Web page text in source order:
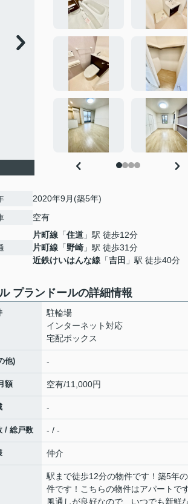
2020年9月(築5年)
空有
片町線 「住道 」駅 徒歩12分
片町線 「野崎 」駅 徒歩31分
近鉄けいはんな線 「吉田 」駅 徒歩40分
プランドールの詳細情報
駐輪場
インターネット対応
宅配ボックス
他) -
額 空有/11,000円
-
/ 総戸数 - / -
仲介
駅まで徒歩12分の物件です！築5年
件です！こちらの物件はアパートで
風通しが良好なので、いつでも新鮮